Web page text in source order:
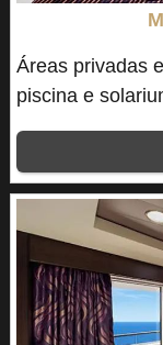
Áreas privadas
piscina e